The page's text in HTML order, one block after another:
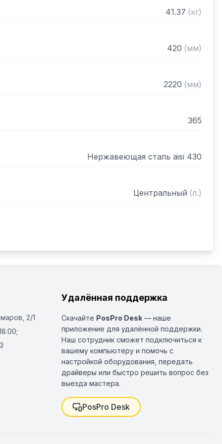
(жироуловителями)
41.37 (кг)
420 (мм)
2220 (мм)
365
Нержавеющая сталь aisi 430
Центральный (л.)
2/1
Удалённая поддержка
Скачайте PosPro Desk — наше
приложение для удалённой поддержки.
Наш сотрудник сможет подключиться к
вашему компьютеру и помочь с
настройкой оборудования, передать
драйверы или быстро решить вопрос без
выезда мастера.
PosPro Desk